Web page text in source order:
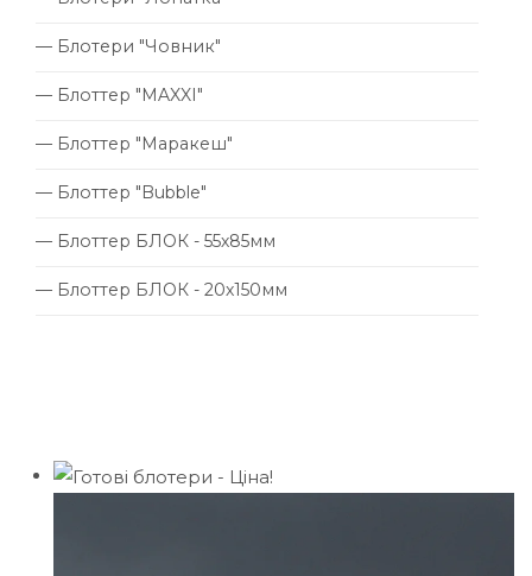
— Блотери "Човник"
— Блоттер "MAXXI"
— Блоттер "Маракеш"
— Блоттер "Bubble"
— Блоттер БЛОК - 55х85мм
— Блоттер БЛОК - 20х150мм